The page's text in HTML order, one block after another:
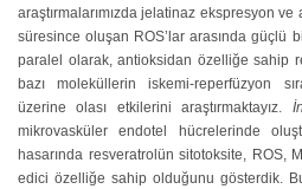
araştırmalarımızda jelatinaz ekspresyon
süresince oluşan ROS’lar arasında güçlü
paralel olarak, antioksidan özelliğe sahip
bazı moleküllerin iskemi-reperfüzyon
üzerine olası etkilerini araştırmaktayız.
mikrovasküler endotel hücrelerinde
hasarında resveratrolün sitotoksite, ROS,
edici özelliğe sahip olduğunu gösterdik.